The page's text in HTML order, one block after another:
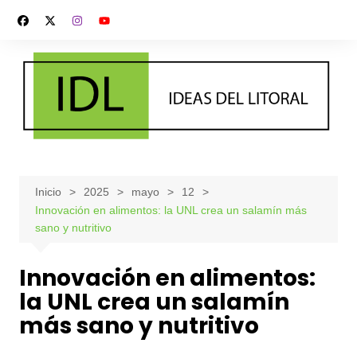
contenido
Inicio 2025 mayo
12
Innovación en alimentos: la UNL crea un salamín más
sano y nutritivo
Innovación en alimentos:
la UNL crea un salamín
más sano y nutritivo